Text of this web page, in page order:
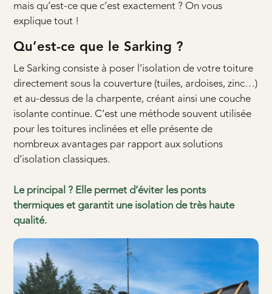
mais qu’est-ce que c’est exactement ? On vous
explique tout !
Qu’est-ce que le Sarking ?
Le Sarking consiste à poser l’isolation de votre toiture
directement sous la couverture (tuiles, ardoises, zinc…)
et au-dessus de la charpente, créant ainsi une couche
isolante continue. C’est une méthode souvent utilisée
pour les toitures inclinées et elle présente de
nombreux avantages par rapport aux solutions
d’isolation classiques.
Le principal ? Elle permet d’éviter les ponts
thermiques et garantit une isolation de très haute
qualité.